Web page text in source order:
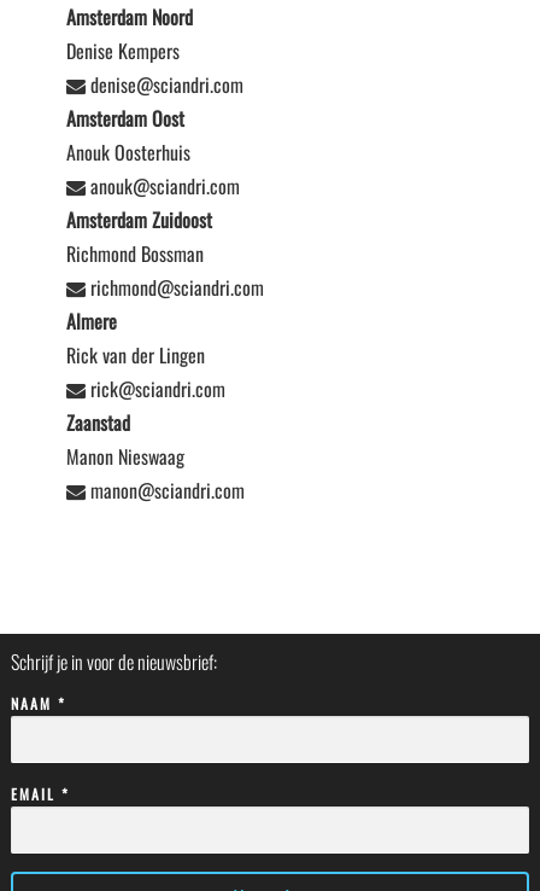
Amsterdam Noord
Denise Kempers
denise@sciandri.com
Amsterdam Oost
Anouk Oosterhuis
anouk@sciandri.com
Amsterdam Zuidoost
Richmond Bossman
richmond@sciandri.com
Almere
Rick van der Lingen
rick@sciandri.com
Zaanstad
Manon Nieswaag
manon@sciandri.com
Schrijf je in voor de nieuwsbrief:
NAAM *
EMAIL *